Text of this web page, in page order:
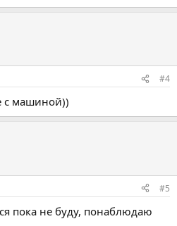
#4
с машиной))
#5
пока не буду, понаблюдаю